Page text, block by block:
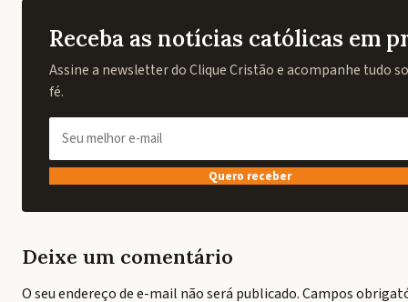
Receba as notícias católicas em
Assine a newsletter do Clique Cristão e acompanhe tudo
fé.
Quero receber
Deixe um comentário
O seu endereço de e-mail não será publicado.Campos